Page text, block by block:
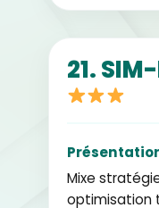
21.
Mixe
optimisation